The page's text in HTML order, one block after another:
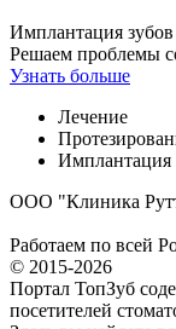
Имплантация
Решаем проблемы
Узнать больше
Лечение
Имплантация
ООО "Клиника
Работаем по всей
© 2015-2026
Портал ТопЗуб
посетителей